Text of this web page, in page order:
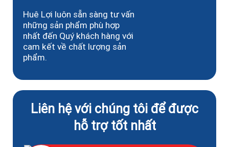
Huê Lợi luôn sẵn sàng tư vấn
những sản phẩm phù hợp
nhất đến Quý khách hàng với
cam kết về chất lượng sản
phẩm.
Liên hệ với chúng tôi để được
hỗ trợ tốt nhất